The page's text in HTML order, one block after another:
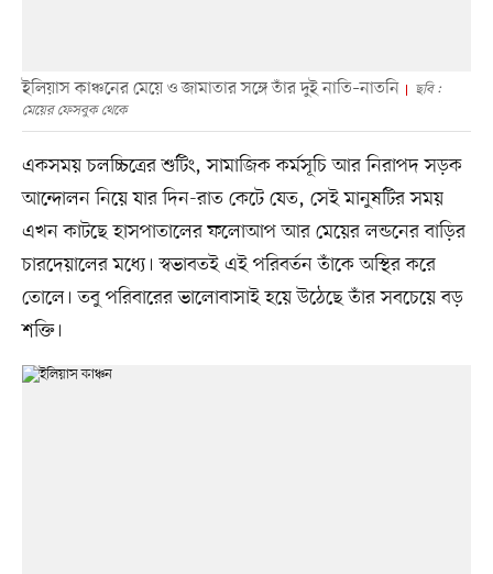
ইলিয়াস কাঞ্চনের মেয়ে ও জামাতার সঙ্গে তাঁর দুই নাতি–নাতনি
ছবি :
মেয়ের ফেসবুক থেকে
একসময় চলচ্চিত্রের শুটিং, সামাজিক কর্মসূচি আর নিরাপদ সড়ক
আন্দোলন নিয়ে যার দিন-রাত কেটে যেত, সেই মানুষটির সময়
এখন কাটছে হাসপাতালের ফলোআপ আর মেয়ের লন্ডনের বাড়ির
চারদেয়ালের মধ্যে। স্বভাবতই এই পরিবর্তন তাঁকে অস্থির করে
তোলে। তবু পরিবারের ভালোবাসাই হয়ে উঠেছে তাঁর সবচেয়ে বড়
শক্তি।